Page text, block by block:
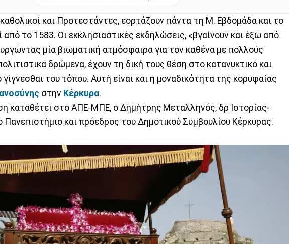
και Προτεστάντες, εορτάζουν πάντα τη Μ. Εβδομάδα και το
από το 1583. Οι εκκλησιαστικές εκδηλώσεις, «βγαίνουν και έξω από
μία βιωματική ατμόσφαιρα για τον καθένα με πολλούς
δρώμενα, έχουν τη δική τους θέση στο κατανυκτικό και
του τόπου. Αυτή είναι και η μοναδικότητα της κορυφαίας
στην Κέρκυρα.
καταθέτει στο ΑΠΕ-ΜΠΕ, ο Δημήτρης Μεταλληνός, δρ Ιστορίας-
Πανεπιστήμιο και πρόεδρος του Δημοτικού Συμβουλίου Κέρκυρας.